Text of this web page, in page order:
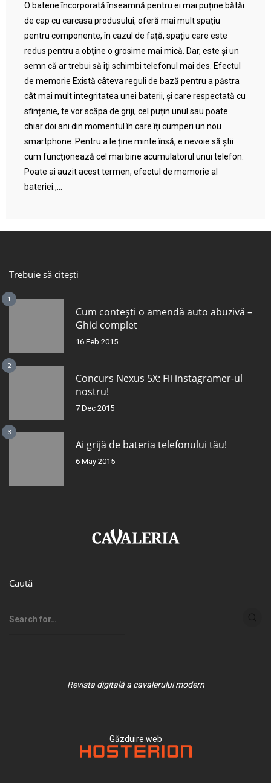
O baterie încorporată înseamnă pentru ei mai puține bătăi
de cap cu carcasa produsului, oferă mai mult spațiu
pentru componente, în cazul de față, spațiu care este
redus pentru a obține o grosime mai mică. Dar, este și un
semn că ar trebui să îți schimbi telefonul mai des. Efectul
de memorie Există câteva reguli de bază pentru a păstra
cât mai mult integritatea unei baterii, și care respectată cu
sfințenie, te vor scăpa de griji, cel puțin unul sau poate
chiar doi ani din momentul în care îți cumperi un nou
smartphone. Pentru a le ține minte însă, e nevoie să știi
cum funcționează cel mai bine acumulatorul unui telefon.
Poate ai auzit acest termen, efectul de memorie al
bateriei.,...
Trebuie să citești
1
Cum contești o amendă auto abuzivă –
Ghid complet
16 Feb 2015
2
Concurs Nexus 5X: Fii instagramer-ul
nostru!
7 Dec 2015
3
Ai grijă de bateria telefonului tău!
6 May 2015
Caută
Revista digitală a cavalerului modern
Găzduire web